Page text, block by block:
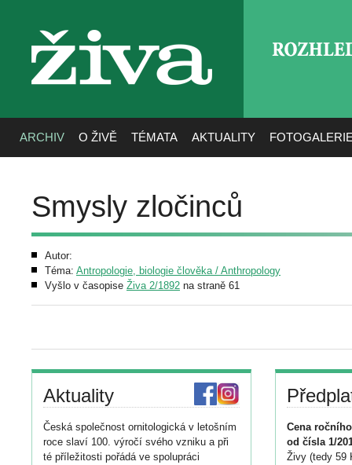
živa
ARCHIV O ŽIVĚ TÉMATA AKTUALITY
Smysly zločinců
Autor:
Téma: Antropologie, biologie člověka / Anthropology
Vyšlo v časopise Živa 2/1892 na straně 61
Aktuality
Česká společnost ornitologická v letošním
roce slaví 100. výročí svého vzniku a při
té příležitosti pořádá ve spolupráci
Cena
od čísla 1/
Živy (tedy 59